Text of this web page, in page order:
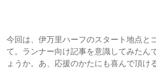
今回は、伊万里ハーフのスタート地点と
て。ランナー向け記事を意識してみたん
ょうか。あ、応援のかたにも喜んで頂け